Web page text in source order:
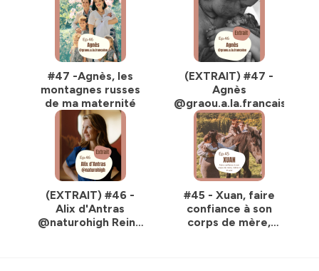
#47 -Agnès, les
montagnes russes
de ma maternité
(EXTRAIT) #47 -
Agnès
@graou.a.la.francaise
(EXTRAIT) #46 -
Alix d'Antras
@naturohigh Reine
#45 - Xuan, faire
confiance à son
corps de mère,